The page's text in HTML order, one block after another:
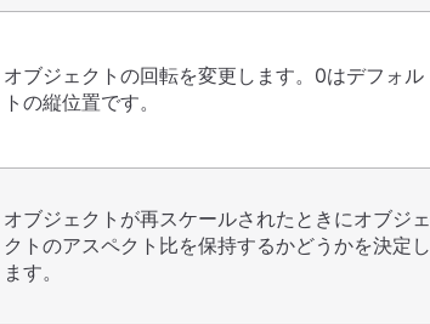
オブジェクトの回転を変更します。0はデフォル
トの縦位置です。
オブジェクトが再スケールされたときにオブジェ
クトのアスペクト比を保持するかどうかを決定し
ます。